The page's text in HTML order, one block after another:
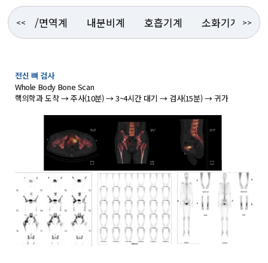
<<
감염/면역계 내분비계 호흡기계 소화기계 >>
전신 뼈 검사
Whole Body Bone Scan
핵의학과 도착 → 주사(10분) → 3~4시간 대기 → 검사(15분) → 귀가